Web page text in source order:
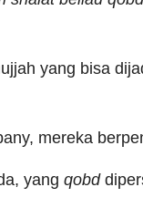
yang bisa
mereka
yang qobd